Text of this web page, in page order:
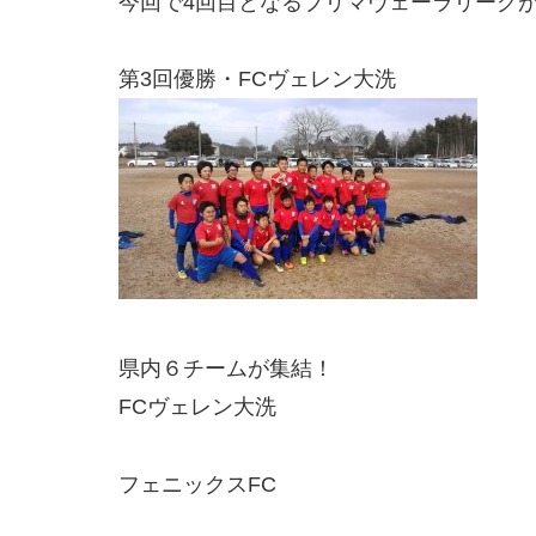
第3回優勝・FCヴェレン大洗
県内６チームが集結！
FCヴェレン大洗
フェニックスFC